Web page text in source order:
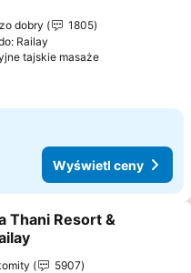
ceny
dobry
1805
Railay
tajskie masażeWyświetl
Wyświetl ceny
do ulubionych
Thani Resort &
ceny
5907